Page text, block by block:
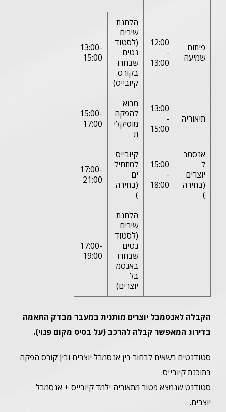
פיתוח
שמיעה
12:00
-
13:00
הלחנת
שירים
(לסטוד
נטים
שבחרו
בקורס
קיובייס)
13:00-
15:00
תיאוריה
13:00
-
15:00
מבוא
להפקה
מוסיקלי
ת
15:00-
17:00
אנסמב
ל
יוצרים
(בחירה
)
15:00
-
18:00
קיובייס
למתחיל
ים
(בחירה
)
17:00-
21:00
הלחנת
שירים
(לסטוד
נטים
שבחרו
באנסמ
בל
יוצרים)
17:00-
19:00
הקבלה לאנסמבל יוצרים מותנית במעבר מבדק התאמה
בדירוג המאפשר קבלה להרכב (על בסיס מקום פנוי).
סטודנטים רשאים לבחור בין אנסמבל יוצרים ובין קורס הפקה
בתוכנת קיובייס.
סטודנט שנמצא פטור מתאוריה ילמד קיובייס + אנסמבל
יוצרים.